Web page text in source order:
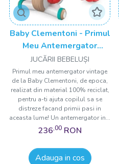
Baby Clementoni - Primul
Meu Antemergator
Vintage
JUCĂRII BEBELUȘI
Primul meu antemergator vintage
de la Baby Clementoni, de epoca,
realizat din material 100% reciclat,
pentru a-ti ajuta copilul sa se
distreze facand primii pasi in
aceasta lume! Un antemergator in...
236,00 RON
Adauga in cos